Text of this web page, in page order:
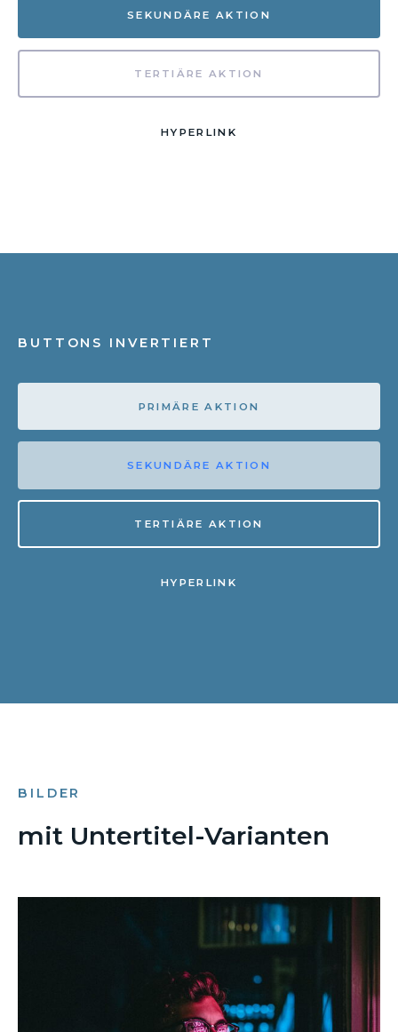
SEKUNDÄRE AKTION
TERTIÄRE AKTION
HYPERLINK
BUTTONS INVERTIERT
PRIMÄRE AKTION
SEKUNDÄRE AKTION
TERTIÄRE AKTION
HYPERLINK
BILDER
mit Untertitel-Varianten